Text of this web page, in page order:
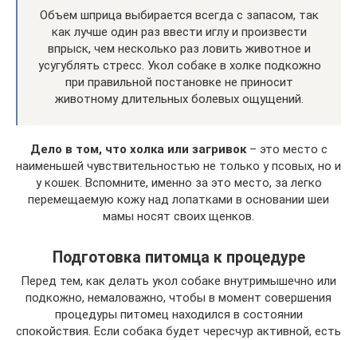
Объем шприца выбирается всегда с запасом, так
как лучше один раз ввести иглу и произвести
впрыск, чем несколько раз ловить животное и
усугублять стресс. Укол собаке в холке подкожно
при правильной постановке не приносит
животному длительных болевых ощущений.
Дело в том, что холка или загривок– это место с
наименьшей чувствительностью не только у псовых, но и
у кошек. Вспомните, именно за это место, за легко
перемещаемую кожу над лопатками в основании шеи
мамы носят своих щенков.
Подготовка питомца к процедуре
Перед тем, как делать укол собаке внутримышечно или
подкожно, немаловажно, чтобы в момент совершения
процедуры питомец находился в состоянии
спокойствия. Если собака будет чересчур активной, есть